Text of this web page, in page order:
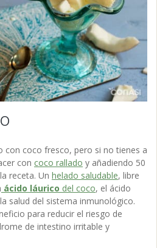
con coco fresco, pero si no tienes a
con coco rallado y añadiendo 50
receta. Un helado saludable, libre
ácido láurico del coco, el ácido
salud del sistema inmunológico.
para reducir el riesgo de
de intestino irritable y